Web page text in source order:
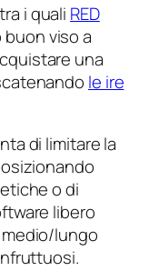
i quali RED
viso a
una
le ire
di limitare la
o di
libero
lungo